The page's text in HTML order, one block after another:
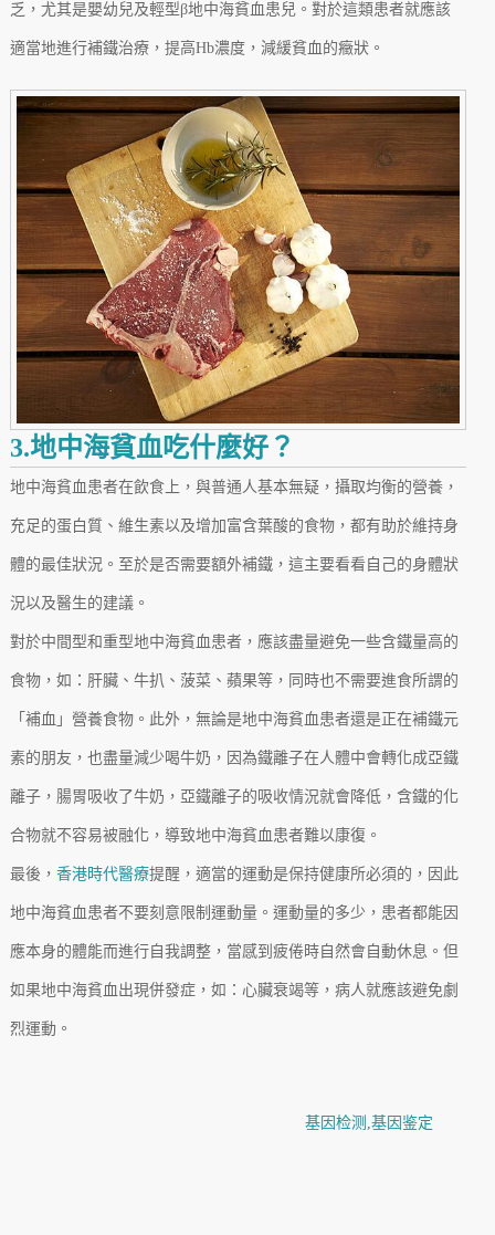
乏，尤其是嬰幼兒及輕型β地中海貧血患兒。對於這類患者就應該
適當地進行補鐵治療，提高Hb濃度，減緩貧血的癥狀。
3.地中海貧血吃什麼好？
地中海貧血患者在飲食上，與普通人基本無疑，攝取均衡的營養，
充足的蛋白質、維生素以及增加富含葉酸的食物，都有助於維持身
體的最佳狀況。至於是否需要額外補鐵，這主要看看自己的身體狀
況以及醫生的建議。
對於中間型和重型地中海貧血患者，應該盡量避免一些含鐵量高的
食物，如：肝臟、牛扒、菠菜、蘋果等，同時也不需要進食所謂的
「補血」營養食物。此外，無論是地中海貧血患者還是正在補鐵元
素的朋友，也盡量減少喝牛奶，因為鐵離子在人體中會轉化成亞鐵
離子，腸胃吸收了牛奶，亞鐵離子的吸收情況就會降低，含鐵的化
合物就不容易被融化，導致地中海貧血患者難以康復。
最後， 香港時代醫療提醒，適當的運動是保持健康所必須的，因此
地中海貧血患者不要刻意限制運動量。運動量的多少，患者都能因
應本身的體能而進行自我調整，當感到疲倦時自然會自動休息。但
如果地中海貧血出現併發症，如：心臟衰竭等，病人就應該避免劇
烈運動。
基因检测 基因鉴定